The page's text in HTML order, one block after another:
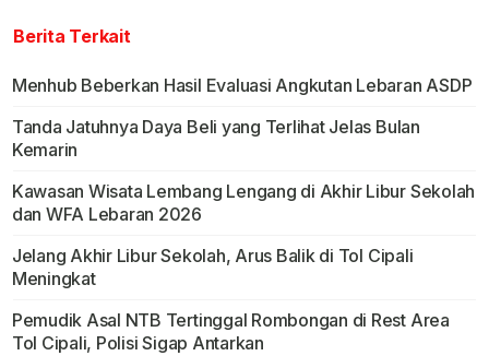
Berita Terkait
Menhub Beberkan Hasil Evaluasi Angkutan Lebaran ASDP
Tanda Jatuhnya Daya Beli yang Terlihat Jelas Bulan
Kemarin
Kawasan Wisata Lembang Lengang di Akhir Libur Sekolah
dan WFA Lebaran 2026
Jelang Akhir Libur Sekolah, Arus Balik di Tol Cipali
Meningkat
Pemudik Asal NTB Tertinggal Rombongan di Rest Area
Tol Cipali, Polisi Sigap Antarkan